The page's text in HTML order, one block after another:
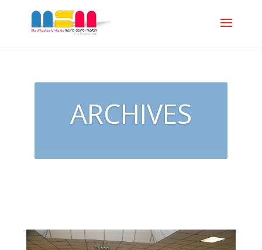
ARCHIVES